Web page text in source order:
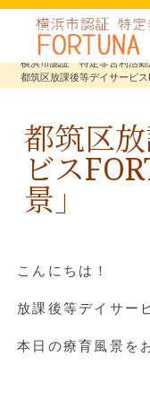
横浜市認証 特定非営利活動
都筑区放課後等デイサービス
都筑区
ビス
景」
こんにちは！
放課後等デイサー
本日の療育風景を